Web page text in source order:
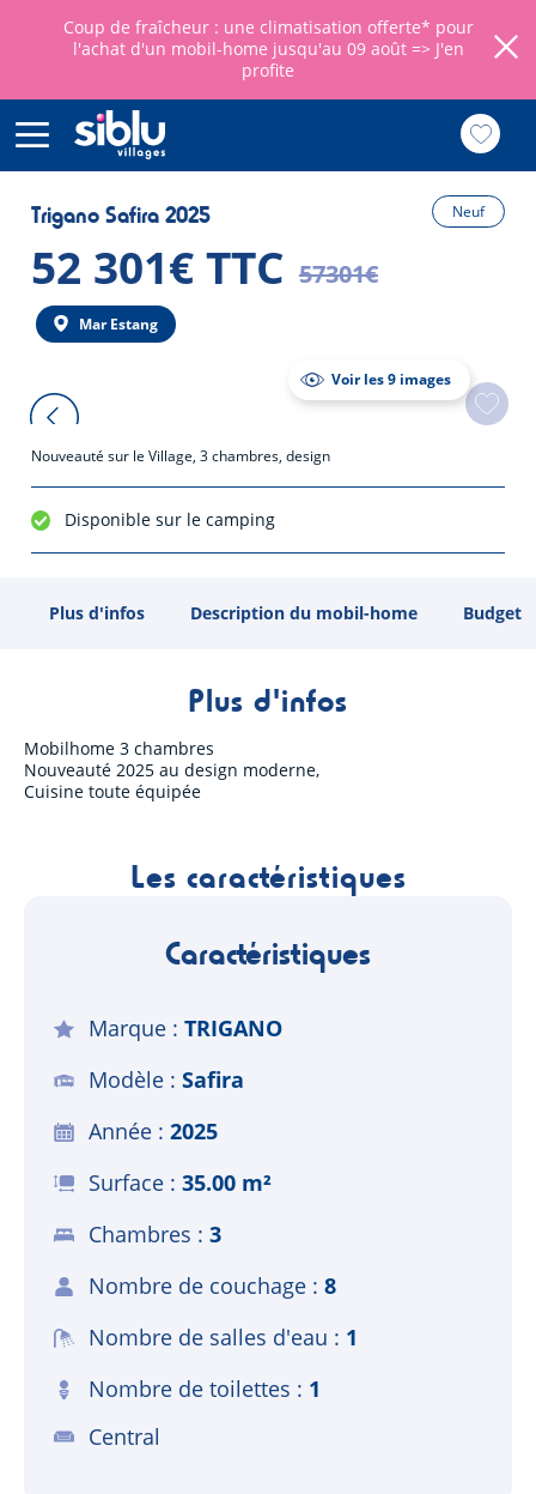
contenu
Coup de fraîcheur : une climatisation offerte* pour
l'achat d'un mobil-home jusqu'au 09 août => J'en
profite
Neuf
Trigano Safira 2025
52 301€ TTC 57301€
Mar Estang
Voir les 9 images
Nouveauté sur le Village, 3 chambres, design
Disponible sur le camping
Plus d'infos Description du mobil-home Budget
Plus d'infos
Mobilhome 3 chambres
Nouveauté 2025 au design moderne,
Cuisine toute équipée
Les caractéristiques
Caractéristiques
Marque
TRIGANO
Modèle
Safira
Année
2025
Surface
35.00 m²
Chambres
3
Nombre de couchage
8
Nombre de salles d'eau
1
Nombre de toilettes
1
Central